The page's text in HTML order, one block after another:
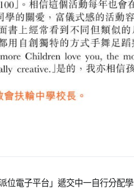
位電子平台」遞交中一自行分配